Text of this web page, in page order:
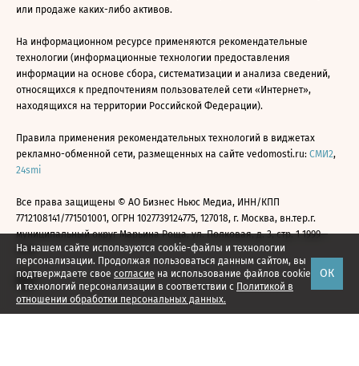
На нашем сайте используются cookie-файлы и технологии
персонализации. Продолжая пользоваться данным сайтом, вы
подтверждаете свое согласие на использование файлов cookie
и технологий персонализации в соответствии с Политикой в
отношении обработки персональных данных.
ОК
или продаже каких-либо активов.
На информационном ресурсе применяются рекомендательные
технологии (информационные технологии предоставления
информации на основе сбора, систематизации и анализа сведений,
относящихся к предпочтениям пользователей сети «Интернет»,
находящихся на территории Российской Федерации).
Правила применения рекомендательных технологий в виджетах
рекламно-обменной сети, размещенных на сайте vedomosti.ru: СМИ2,
24smi
Все права защищены © АО Бизнес Ньюс Медиа, ИНН/КПП
7712108141/771501001, ОГРН 1027739124775, 127018, г. Москва, вн.тер.г.
муниципальный округ Марьина Роща, ул. Полковая, д. 3, стр. 1 1999—
2026